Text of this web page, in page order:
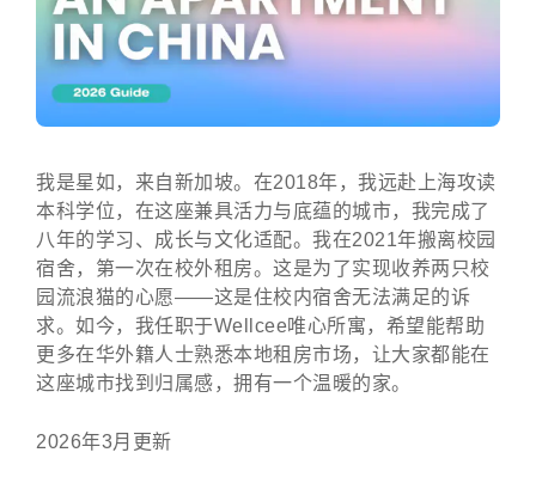
我是星如，来自新加坡。在2018年，我远赴上海攻读
本科学位，在这座兼具活力与底蕴的城市，我完成了
八年的学习、成长与文化适配。我在2021年搬离校园
宿舍，第一次在校外租房。这是为了实现收养两只校
园流浪猫的心愿——这是住校内宿舍无法满足的诉
求。如今，我任职于Wellcee唯心所寓，希望能帮助
更多在华外籍人士熟悉本地租房市场，让大家都能在
这座城市找到归属感，拥有一个温暖的家。
2026年3月更新